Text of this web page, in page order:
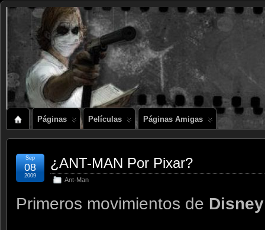
Páginas Películas Páginas Amigas
¿ANT-MAN Por Pixar?
Ant-Man
Sep
08
2009
Primeros movimientos de